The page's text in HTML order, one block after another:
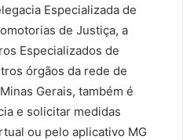
Especializada de
de Justiça, a
Especializados de
órgãos da rede de
Gerais, também é
e solicitar medidas
ou pelo aplicativo MG